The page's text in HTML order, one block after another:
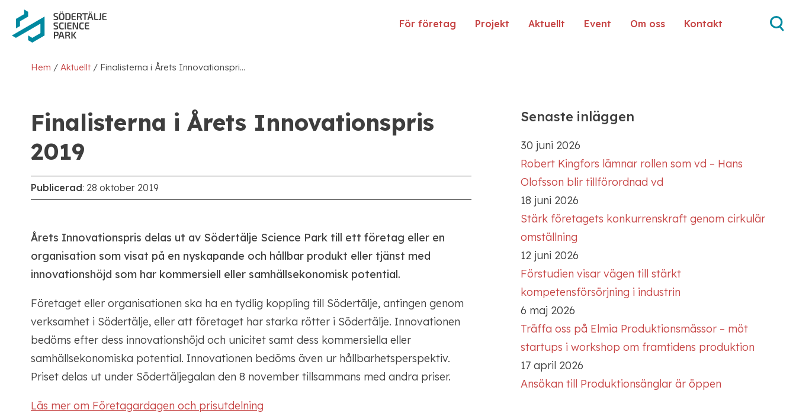
För företag Projekt Aktuellt Event Om oss Kontakt
Hem / Aktuellt / Finalisterna i Årets Innovationspris 2019
Finalisterna i Årets Innovationspris
2019
Publicerad: 28 oktober 2019
Årets Innovationspris delas ut av Södertälje Science Park till ett företag eller en
organisation som visat på en nyskapande och hållbar produkt eller tjänst med
innovationshöjd som har kommersiell eller samhällsekonomisk potential.
Företaget eller organisationen ska ha en tydlig koppling till Södertälje, antingen genom
verksamhet i Södertälje, eller att företaget har starka rötter i Södertälje. Innovationen
bedöms efter dess innovationshöjd och unicitet samt dess kommersiella eller
samhällsekonomiska potential. Innovationen bedöms även ur hållbarhetsperspektiv.
Priset delas ut under Södertäljegalan den 8 november tillsammans med andra priser.
Läs mer om Företagardagen och prisutdelning
Senaste inläggen
30 juni 2026
Robert Kingfors lämnar rollen som vd – Hans
Olofsson blir tillförordnad vd
18 juni 2026
Stärk företagets konkurrenskraft genom cirkulär
omställning
12 juni 2026
Förstudien visar vägen till stärkt
kompetensförsörjning i industrin
6 maj 2026
Träffa oss på Elmia Produktionsmässor – möt
startups i workshop om framtidens produktion
17 april 2026
Ansökan till Produktionsänglar är öppen